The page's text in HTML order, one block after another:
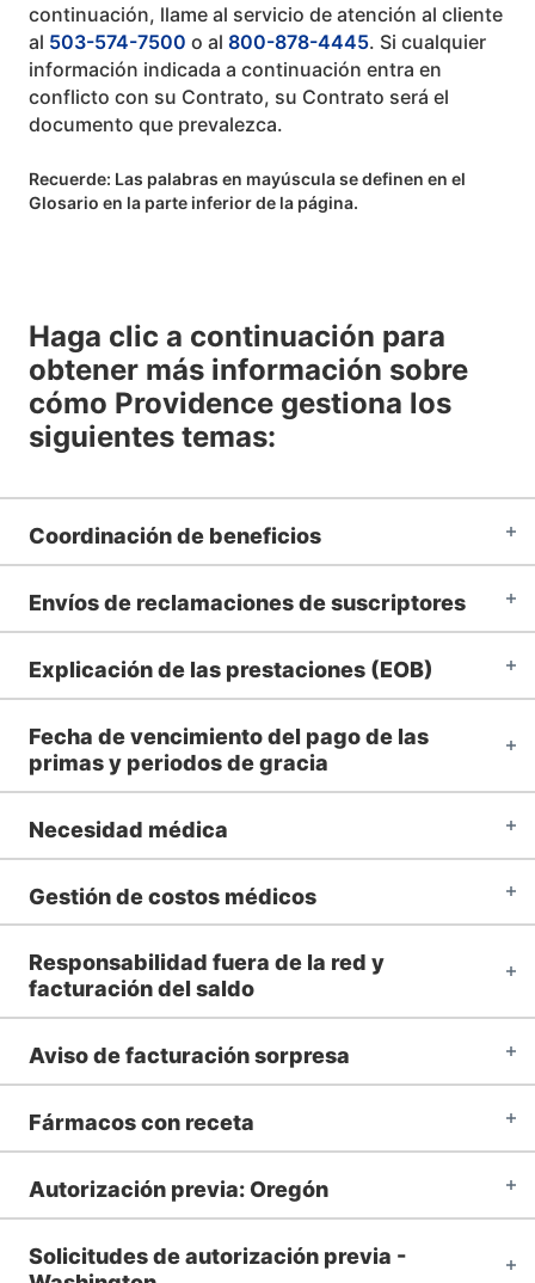
continuación, llame al servicio de atención al cliente
al 503-574-7500 o al 800-878-4445. Si cualquier
información indicada a continuación entra en
conflicto con su Contrato, su Contrato será el
documento que prevalezca.
Recuerde: Las palabras en mayúscula se definen en el
Glosario en la parte inferior de la página.
Haga clic a continuación para
obtener más información sobre
cómo Providence gestiona los
siguientes temas:
Coordinación de beneficios
Envíos de reclamaciones de suscriptores
Explicación de las prestaciones (EOB)
Fecha de vencimiento del pago de las
primas y periodos de gracia
Necesidad médica
Gestión de costos médicos
Responsabilidad fuera de la red y
facturación del saldo
Aviso de facturación sorpresa
Fármacos con receta
Autorización previa: Oregón
Solicitudes de autorización previa -